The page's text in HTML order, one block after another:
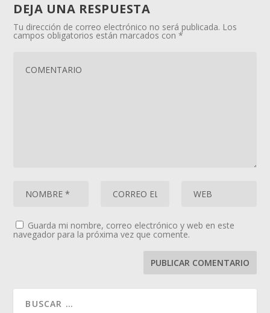
DEJA UNA RESPUESTA
Tu dirección de correo electrónico no será publicada. Los
campos obligatorios están marcados con*
Guarda mi nombre, correo electrónico y web en este
navegador para la próxima vez que comente.